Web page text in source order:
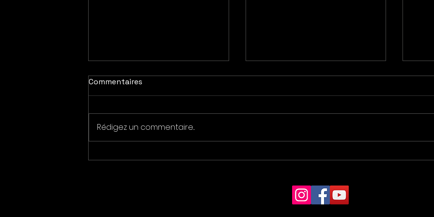
Commentaires
Rédigez un commentaire...